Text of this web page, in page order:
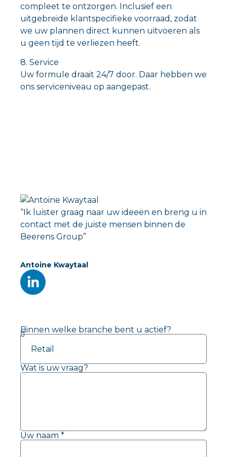
compleet te ontzorgen. Inclusief een
uitgebreide klantspecifieke voorraad, zodat
we uw plannen direct kunnen uitvoeren als
u geen tijd te verliezen heeft.
8. Service
Uw formule draait 24/7 door. Daar hebben we
ons serviceniveau op aangepast.
“Ik luister graag naar uw ideeën en breng u in
contact met de juiste mensen binnen de
Beerens Group”
Antoine Kwaytaal
Binnen welke branche bent u actief?
Wat is uw vraag?
Uw naam *